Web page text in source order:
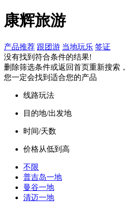
康辉旅游
产品推荐 跟团游 当地玩乐 签证
没有找到符合条件的结果!
删除筛选条件或返回首页重新搜索，
您一定会找到适合您的产品
线路玩法
目的地/出发地
时间/天数
价格从低到高
不限
普吉岛一地
曼谷一地
清迈一地